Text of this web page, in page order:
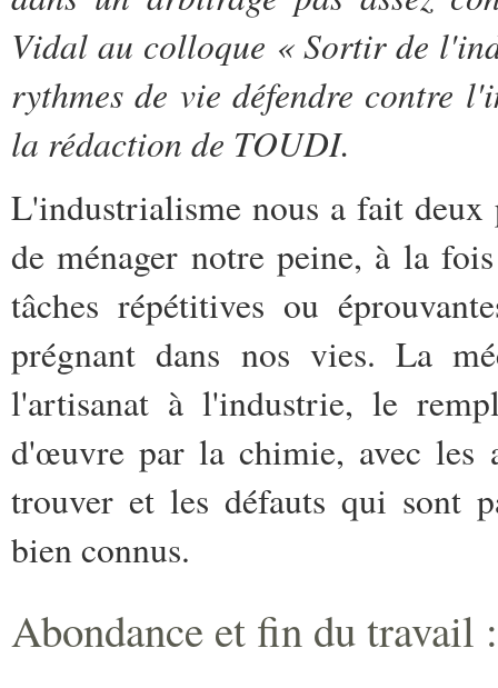
Vidal au colloque « Sortir de
rythmes de vie défendre contre
la rédaction de TOUDI.
L'industrialisme nous a fait deux
de ménager notre peine, à la
tâches répétitives ou
prégnant dans nos vies. La
l'artisanat à l'industrie, le
d'œuvre par la chimie, avec les
trouver et les défauts qui sont
bien connus.
Abondance et fin du